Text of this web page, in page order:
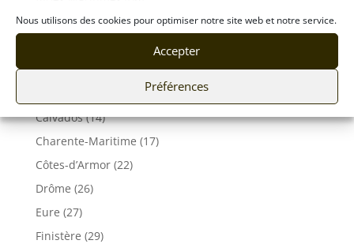
Nous utilisons des cookies pour optimiser notre site web et notre service.
Accepter
Préférences
Ardèche (07)
Bouches du Rhône (13)
Calvados (14)
Charente-Maritime (17)
Côtes-d’Armor (22)
Drôme (26)
Eure (27)
Finistère (29)